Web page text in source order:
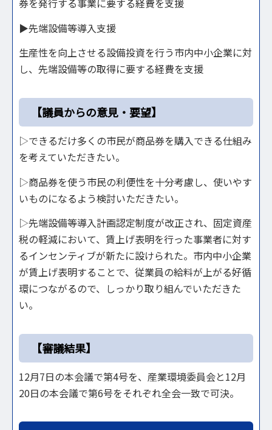
券を発行する事業に要する経費を支援
▶先端設備等導入支援
生産性を向上させる設備投資を行う市内中小企業に対
し、先端設備等の取得に要する経費を支援
【議員からの意見・要望】
▷できるだけ多くの市民が商品券を購入できる仕組み
を考えていただきたい。
▷商品券を使う市民の利便性を十分考慮し、使いやす
いものになるよう検討いただきたい。
▷先端設備等導入計画認定制度が改正され、固定資産
税の軽減において、賃上げ表明を行った事業者に対す
るインセンティブが新たに設けられた。市内中小企業
が賃上げ表明することで、従業員の給料が上がる好循
環につながるので、しっかり取り組んでいただきた
い。
【審議結果】
12月7日の本会議で第4号を、産業環境委員会と12月
20日の本会議で第6号をそれぞれ全会一致で可決。